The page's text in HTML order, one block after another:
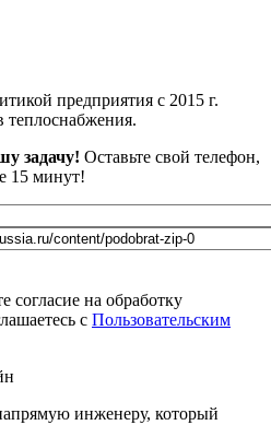
предприятия с 2015 г.
теплоснабжения.
задачу! Оставьте свой телефон,
15 минут!
согласие на обработку
с Пользовательским
инженеру, который